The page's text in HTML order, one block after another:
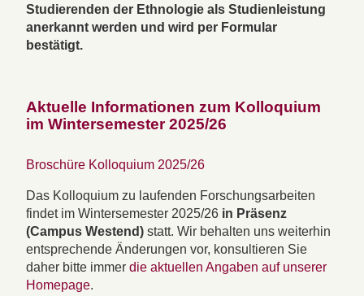
Studierenden der Ethnologie als Studienleistung
anerkannt werden und wird per Formular
bestätigt.
Aktuelle Informationen zum Kolloquium
im Wintersemester 2025/26
Broschüre Kolloquium 2025/26
Das Kolloquium zu laufenden Forschungsarbeiten
findet im Wintersemester 2025/26 in Präsenz
(Campus Westend) statt. Wir behalten uns weiterhin
entsprechende Änderungen vor, konsultieren Sie
daher bitte immer die aktuellen Angaben auf unserer
Homepage.